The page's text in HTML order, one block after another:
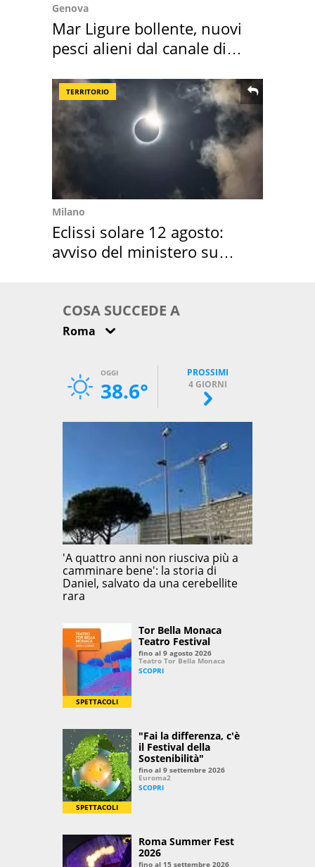
Genova
Mar Ligure bollente, nuovi
pesci alieni dal canale di
TERRITORIO
Milano
Eclissi solare 12 agosto:
avviso del ministero su